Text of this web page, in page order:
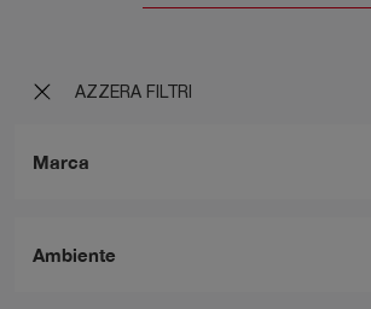
AZZERA FILTRI
Marca
Ambiente